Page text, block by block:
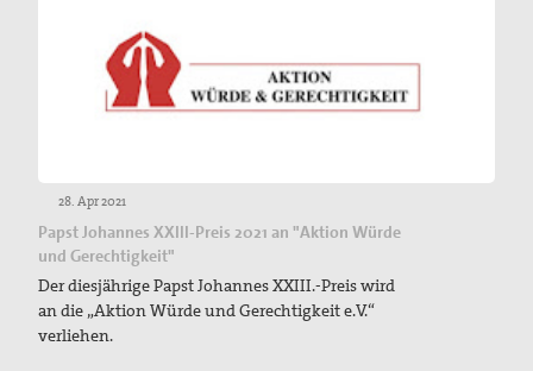
28. Apr 2021
Papst Johannes XXIII-Preis 2021 an "Aktion Würde
und Gerechtigkeit"
Der diesjährige Papst Johannes XXIII.-Preis wird
an die „Aktion Würde und Gerechtigkeit e.V.“
verliehen.